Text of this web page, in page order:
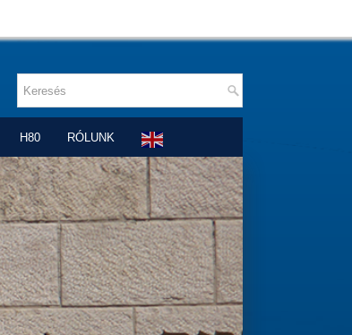
H80 RÓLUNK